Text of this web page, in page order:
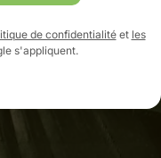
de confidentialitéet les
s'appliquent.